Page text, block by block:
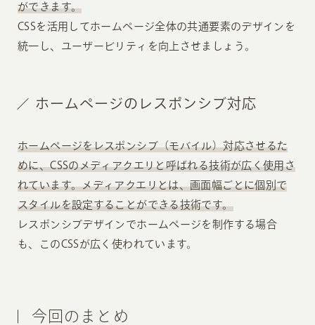
ができます。
CSSを活用してホームページ全体の共通要素のデザインを
統一し、ユーザービリティを向上させましょう。
ホームページのレスポンシブ対応
ホームページをレスポンシブ（モバイル）対応させるた
めに、CSSのメディアクエリと呼ばれる技術が広く使用さ
れています。メディアクエリとは、画面幅ごとに個別で
スタイルを設定することができる技術です。
レスポンシブデザインでホームページを制作する場合
も、このCSSが広く使われています。
今回のまとめ